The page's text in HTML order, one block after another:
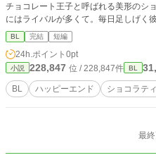
チョコレート王子と呼ばれる美形のシ
にはライバルが多くて。毎日足しげく
BL 完結 短編
24h.ポイント 0pt
小説 228,847 位 / 228,847件 BL
BL ハッピーエンド ショコラテ
最